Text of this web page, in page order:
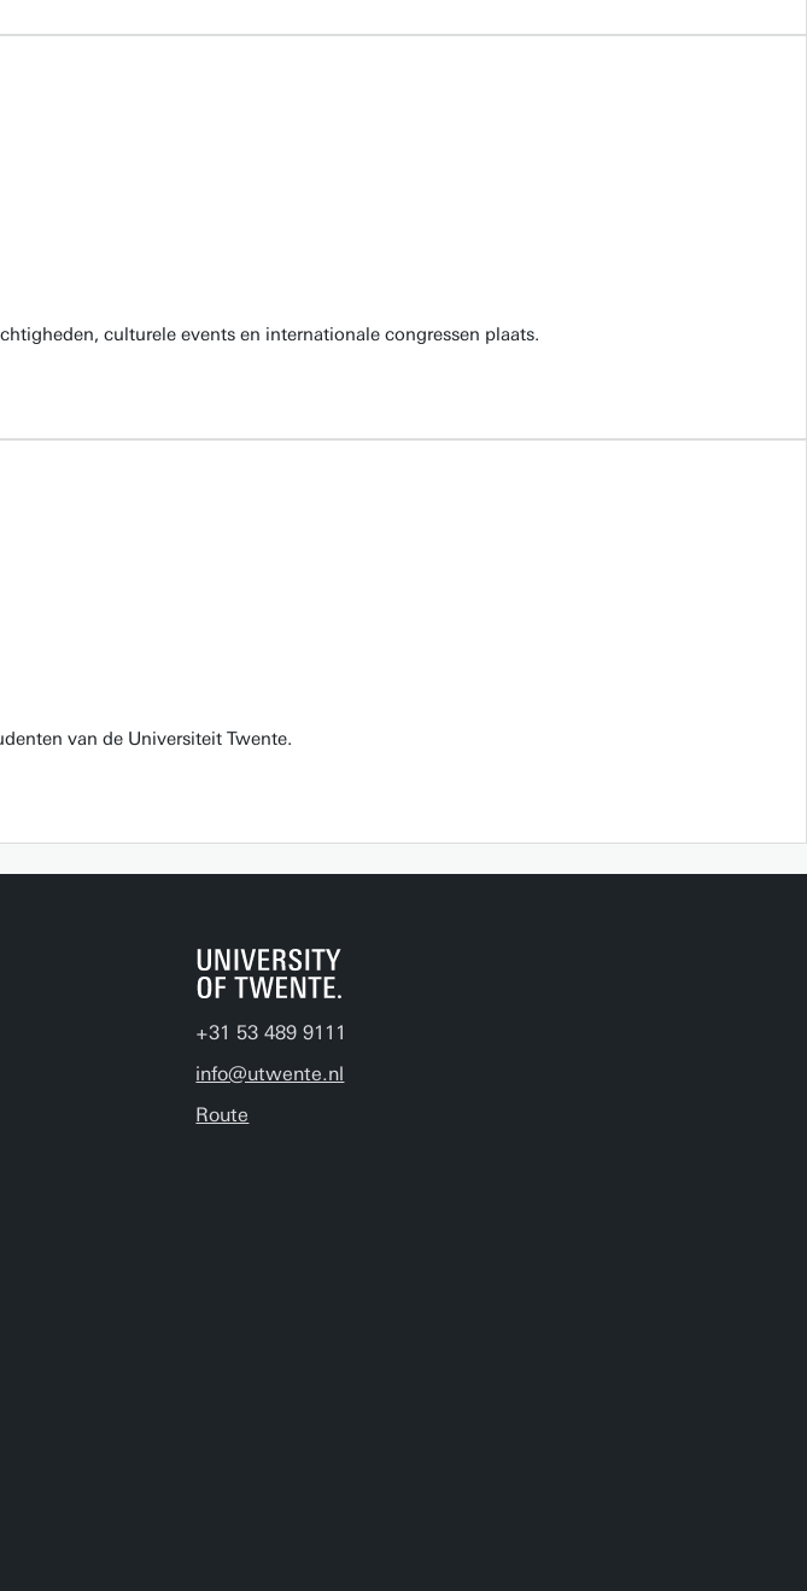
culturele events en internationale congressen plaats.
van de Universiteit Twente.
+31 53 489 9111
info@utwente.nl
Route